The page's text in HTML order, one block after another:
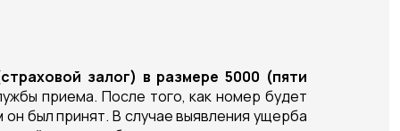
залог) в размере 5000 (пяти
приема. После того, как номер будет
был принят. В случае выявления ущерба